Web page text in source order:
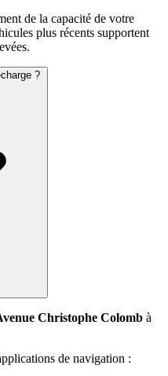
de la capacité de votre
plus récents supportent
?
Christophe Colomb à
de navigation :